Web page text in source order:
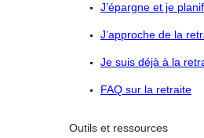
J’épargne et je
J’approche de la
Je suis déjà à la
FAQ sur la retraite
Outils et ressources